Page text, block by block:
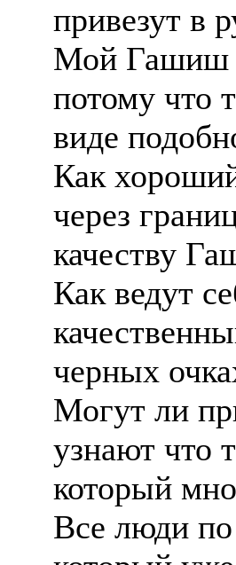
привезут в
Мой Гашиш
потому что
виде
Как
через
качеству
Как ведут
черных
Могут ли
узнают что
который
Все люди по